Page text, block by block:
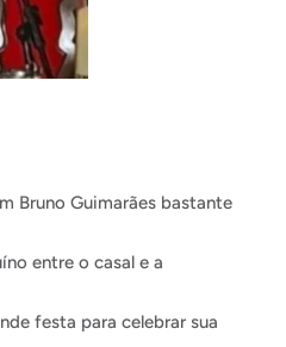
Bruno Guimarães bastante
entre o casal e a
festa para celebrar sua